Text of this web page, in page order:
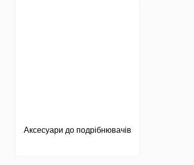
Аксесуари до подрібнювачів